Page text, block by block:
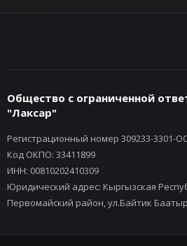
Общество с ограниченной
"Лаксар"
Регистрационный номер 309233-3301-
Код ОКПО: 33411899
ИНН: 00810202410309
Юридический адрес: Кыргызская
Первомайский район, ул.Байтик